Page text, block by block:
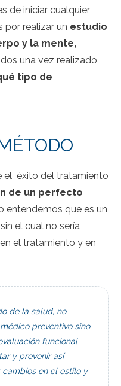
de iniciar cualquier
por realizar un estudio
y la mente,
una vez realizado
tipo de
el éxito del tratamiento
de un perfecto
entendemos que es un
el cual no sería
el tratamiento y en
de la salud, no
preventivo sino
funcional
y prevenir así
en el estilo y